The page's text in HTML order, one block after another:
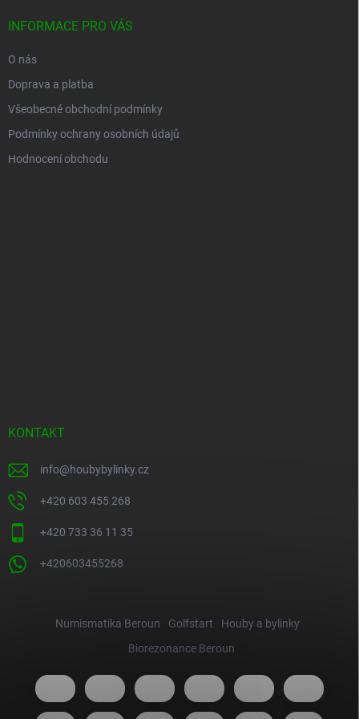
INFORMACE PRO VÁS
O nás
Doprava a platba
Všeobecné obchodní podmínky
Podmínky ochrany osobních údajů
Hodnocení obchodu
KONTAKT
info@houbybylinky.cz
+420 603 455 268
+420 733 36 11 35
+420603455268
Numismatika Beroun Golfstart
Houby a bylinky
Biorezonance Beroun